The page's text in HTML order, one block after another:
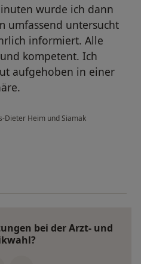
wurde ich dann
umfassend untersucht
informiert. Alle
kompetent. Ich
aufgehoben in einer
Dieter Heim und Siamak
bei der Arzt- und